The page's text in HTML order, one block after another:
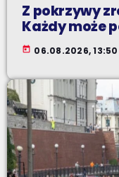
Z pokrzywy
Każdy może
today 06.08.2026, 13:50